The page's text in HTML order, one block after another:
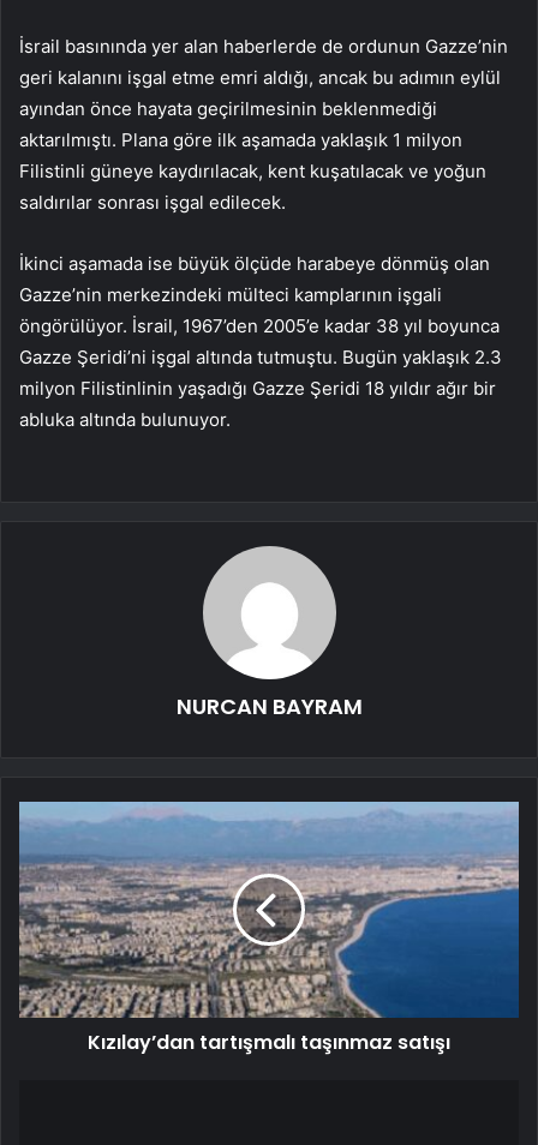
İsrail basınında yer alan haberlerde de ordunun Gazze’nin
geri kalanını işgal etme emri aldığı, ancak bu adımın eylül
ayından önce hayata geçirilmesinin beklenmediği
aktarılmıştı. Plana göre ilk aşamada yaklaşık 1 milyon
Filistinli güneye kaydırılacak, kent kuşatılacak ve yoğun
saldırılar sonrası işgal edilecek.
İkinci aşamada ise büyük ölçüde harabeye dönmüş olan
Gazze’nin merkezindeki mülteci kamplarının işgali
öngörülüyor. İsrail, 1967’den 2005’e kadar 38 yıl boyunca
Gazze Şeridi’ni işgal altında tutmuştu. Bugün yaklaşık 2.3
milyon Filistinlinin yaşadığı Gazze Şeridi 18 yıldır ağır bir
abluka altında bulunuyor.
NURCAN BAYRAM
Kızılay’dan tartışmalı taşınmaz satışı